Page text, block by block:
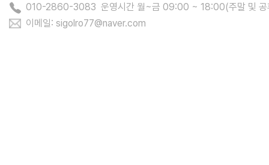
010-2860-3083 운영시간 월~금 09:00 ~ 18:00(주말 및 공
이메일: sigolro77@naver.com